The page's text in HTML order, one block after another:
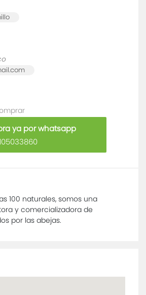
ya por whatsapp
100 naturales, somos una
y comercializadora de
por las abejas.